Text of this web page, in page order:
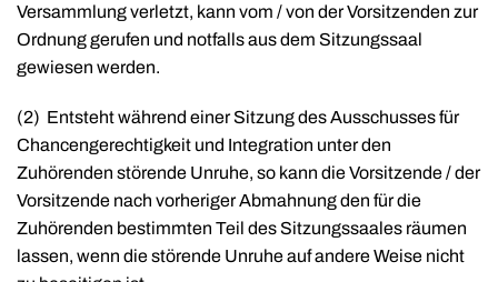
Versammlung verletzt, kann vom / von der Vorsitzenden zur
Ordnung gerufen und notfalls aus dem Sitzungssaal
gewiesen werden.
(2) Entsteht während einer Sitzung des Ausschusses für
Chancengerechtigkeit und Integration unter den
Zuhörenden störende Unruhe, so kann die Vorsitzende / der
Vorsitzende nach vorheriger Abmahnung den für die
Zuhörenden bestimmten Teil des Sitzungssaales räumen
lassen, wenn die störende Unruhe auf andere Weise nicht